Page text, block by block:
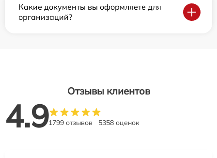
Какие документы вы оформляете для
организаций?
Отзывы клиентов
4.91799 отзывов 5358 оценок